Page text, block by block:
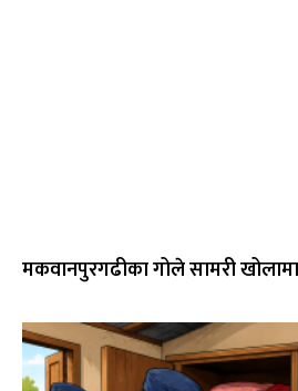
मकवानपुरगढीका गोले सामरी